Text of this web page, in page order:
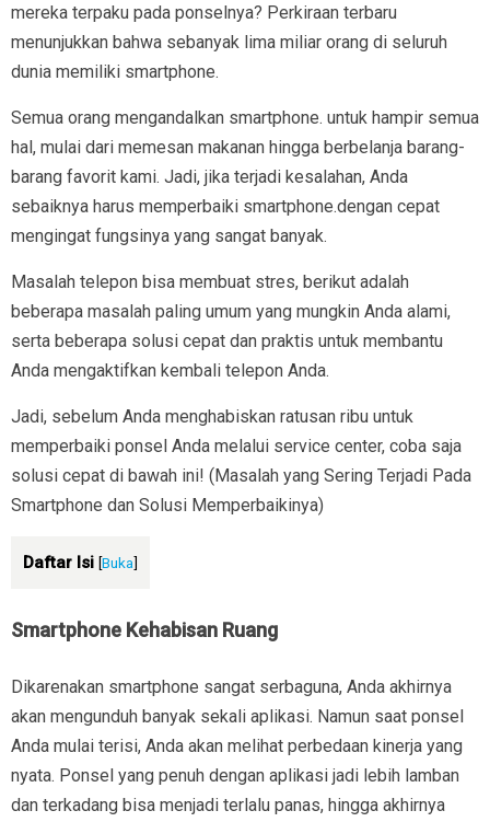
mereka terpaku pada ponselnya? Perkiraan terbaru
menunjukkan bahwa sebanyak lima miliar orang di seluruh
dunia memiliki smartphone.
Semua orang mengandalkan smartphone. untuk hampir semua
hal, mulai dari memesan makanan hingga berbelanja barang-
barang favorit kami. Jadi, jika terjadi kesalahan, Anda
sebaiknya harus memperbaiki smartphone.dengan cepat
mengingat fungsinya yang sangat banyak.
Masalah telepon bisa membuat stres, berikut adalah
beberapa masalah paling umum yang mungkin Anda alami,
serta beberapa solusi cepat dan praktis untuk membantu
Anda mengaktifkan kembali telepon Anda.
Jadi, sebelum Anda menghabiskan ratusan ribu untuk
memperbaiki ponsel Anda melalui service center, coba saja
solusi cepat di bawah ini! (Masalah yang Sering Terjadi Pada
Smartphone dan Solusi Memperbaikinya)
Daftar Isi [Buka]
Smartphone Kehabisan Ruang
Dikarenakan smartphone sangat serbaguna, Anda akhirnya
akan mengunduh banyak sekali aplikasi. Namun saat ponsel
Anda mulai terisi, Anda akan melihat perbedaan kinerja yang
nyata. Ponsel yang penuh dengan aplikasi jadi lebih lamban
dan terkadang bisa menjadi terlalu panas, hingga akhirnya